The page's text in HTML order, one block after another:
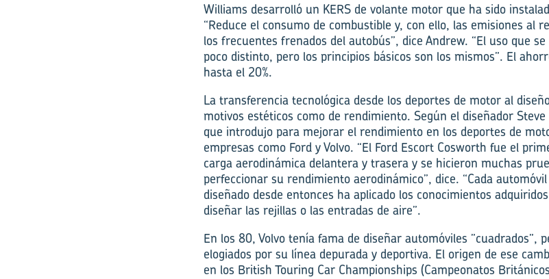
Williams desarrolló un KERS de volante motor que ha sido
“Reduce el consumo de combustible y, con ello, las emisiones al
los frecuentes frenados del autobús”, dice Andrew. “El uso que
poco distinto, pero los principios básicos son los mismos”. El
hasta el 20%.
La transferencia tecnológica desde los deportes de motor al
motivos estéticos como de rendimiento. Según el diseñador
que introdujo para mejorar el rendimiento en los deportes de
empresas como Ford y Volvo. “El Ford Escort Cosworth fue el
carga aerodinámica delantera y trasera y se hicieron muchas
perfeccionar su rendimiento aerodinámico”, dice. “Cada
diseñado desde entonces ha aplicado los conocimientos
diseñar las rejillas o las entradas de aire”.
En los 80, Volvo tenía fama de diseñar automóviles ”cuadrados”,
elogiados por su línea depurada y deportiva. El origen de ese
en los British Touring Car Championships (Campeonatos